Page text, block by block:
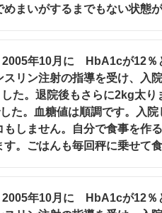
めまいがするまでもない状態
年10月に HbA1cが12％
リン注射の指導を受け、入
た。退院後もさらに2kg太
た。血糖値は順調です。入
しません。自分で食事を作
。ごはんも毎回秤に乗せて食
年10月に HbA1cが12％